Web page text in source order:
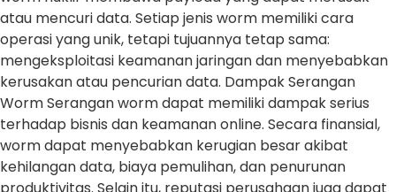
atau mencuri data. Setiap jenis worm memiliki cara
operasi yang unik, tetapi tujuannya tetap sama:
mengeksploitasi keamanan jaringan dan menyebabkan
kerusakan atau pencurian data. Dampak Serangan
Worm Serangan worm dapat memiliki dampak serius
terhadap bisnis dan keamanan online. Secara finansial,
worm dapat menyebabkan kerugian besar akibat
kehilangan data, biaya pemulihan, dan penurunan
produktivitas. Selain itu, reputasi perusahaan juga dapat